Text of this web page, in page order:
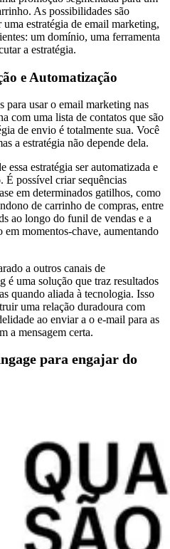
As possibilidades são
estratégia de email marketing,
um domínio, uma ferramenta
a estratégia.
e Automatização
para usar o email marketing nas
com uma lista de contatos que são
de envio é totalmente sua. Você
a estratégia não depende dela.
essa estratégia ser automatizada e
É possível criar sequências
em determinados gatilhos, como
de carrinho de compras, entre
ao longo do funil de vendas e a
momentos-chave, aumentando
a outros canais de
é uma solução que traz resultados
quando aliada à tecnologia. Isso
uma relação duradoura com
ao enviar a o e-mail para as
a mensagem certa.
para engajar do